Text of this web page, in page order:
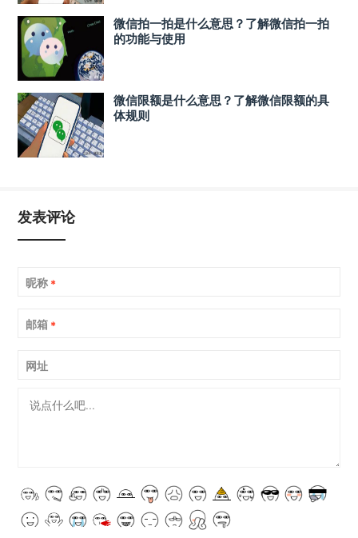
微信拍一拍是什么意思？了解微信拍一拍
的功能与使用
微信限额是什么意思？了解微信限额的具
体规则
发表评论
昵称 *
邮箱 *
网址